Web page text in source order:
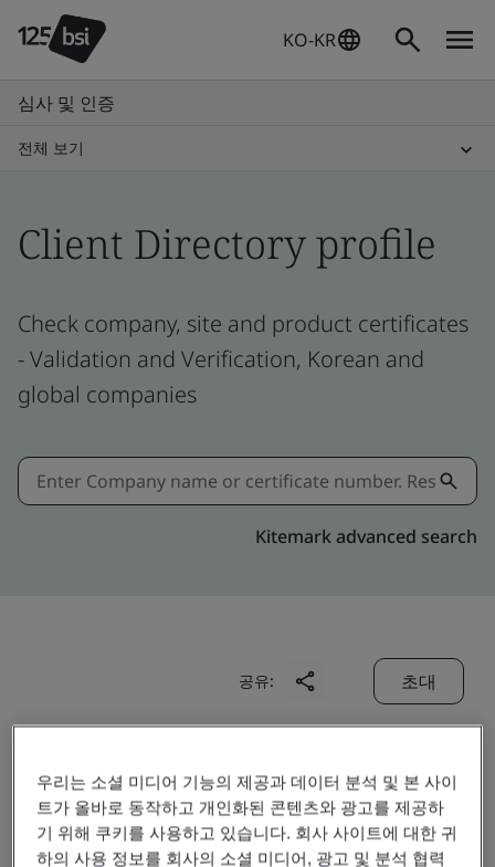
KO-KR
심사 및 인증
전체 보기
Client Directory profile
Check company, site and product certificates
- Validation and Verification, Korean and
global companies
Kitemark advanced search
공유: 초대
우리는 소셜 미디어 기능의 제공과 데이터 분석 및 본 사이
트가 올바로 동작하고 개인화된 콘텐츠와 광고를 제공하
기 위해 쿠키를 사용하고 있습니다. 회사 사이트에 대한 귀
하의 사용 정보를 회사의 소셜 미디어, 광고 및 분석 협력